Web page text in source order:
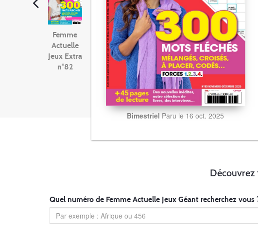
Femme
Actuelle
Jeux Extra
n°82
Bimestriel Paru le 16 oct. 2025
Découvrez
Quel numéro de Femme Actuelle Jeux Géant recherchez vous